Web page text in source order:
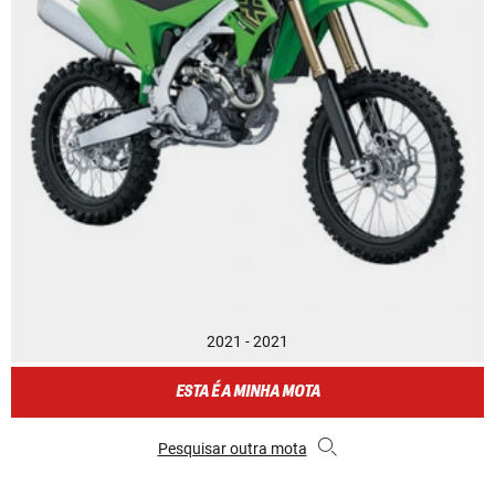
2021 - 2021
ESTA É A MINHA MOTA
Pesquisar outra mota